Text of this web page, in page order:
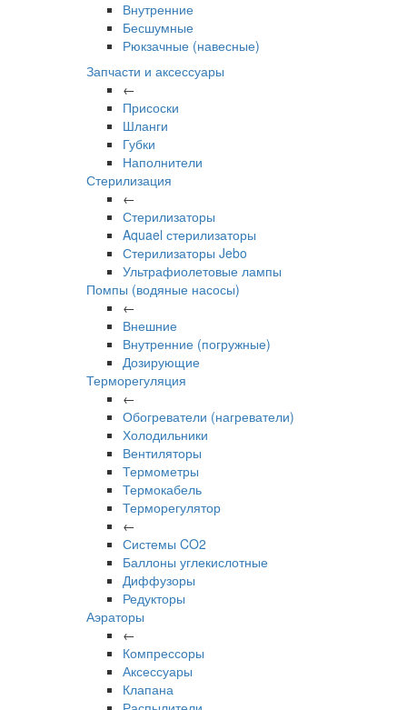
Внутренние
Бесшумные
Рюкзачные (навесные)
Запчасти и аксессуары
←
Присоски
Шланги
Губки
Наполнители
Стерилизация
←
Стерилизаторы
Aquael стерилизаторы
Стерилизаторы Jebo
Ультрафиолетовые лампы
Помпы (водяные насосы)
←
Внешние
Внутренние (погружные)
Дозирующие
Терморегуляция
←
Обогреватели (нагреватели)
Холодильники
Вентиляторы
Термометры
Термокабель
Терморегулятор
←
Системы CO2
Баллоны углекислотные
Диффузоры
Редукторы
Аэраторы
←
Компрессоры
Аксессуары
Клапана